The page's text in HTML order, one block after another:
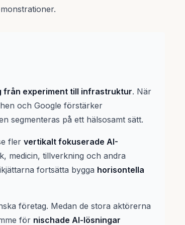
från experiment till infrastruktur. När
och Google förstärker
segmenteras på ett hälsosamt sätt.
fler vertikalt fokuserade AI-
medicin, tillverkning och andra
fortsätta bygga horisontella
företag. Medan de stora aktörerna
för nischade AI-lösningar